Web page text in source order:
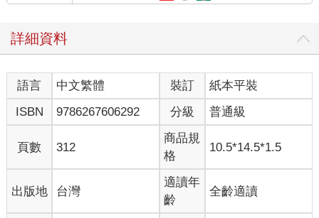
木，幾乎全被埋進沙子裡。艾迪把鋸子柄掛上樹枝。迪克將三把
白人。他懶惰成性，一旦上工卻又很能幹活。他從口袋裡面掏出
菸草嚼進嘴裡，以奧吉布瓦語跟艾迪和比利．泰伯蕭交談。
他們將滾木鉤插進原木，來回搖晃，讓原木脫離沙地。他們用盡
全身氣力推動滾木鉤的木棍，沙裡的原木鬆動。迪克．波頓轉身
盯著尼克的父親。
「呃，醫生。」他說:「你偷了上好的原木。」
「迪克，少亂說話。」醫生説:「這是漂流木。」
艾迪和比利．泰伯蕭把原木從溼漉沙地中勾出來，朝水邊滾過
「泡進水裡去。」迪克．波頓喊著。
「你為什麼要這樣做？」醫生問。
「先洗洗。沙子洗掉才好鋸。我來瞧瞧這木頭是誰的。」迪克
詳細資料
語言 中文繁體 裝訂
紙本平裝
ISBN
9786267606292 分級 普通級
頁數 312
商品規
格
10.5*14.5*1.5
出版地 台灣
適讀年
齡
全齡適讀